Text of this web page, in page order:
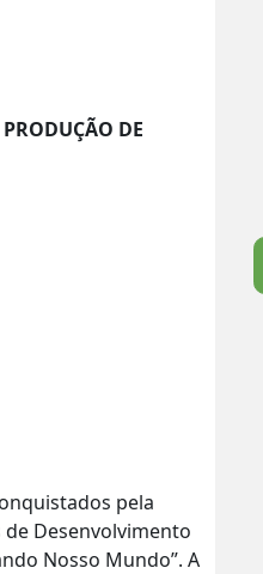
DE
pela
Desenvolvimento
Nosso Mundo”. A